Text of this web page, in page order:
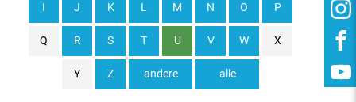
alle
I J K L M N O P
Q R S T U V W X
Y Z andere